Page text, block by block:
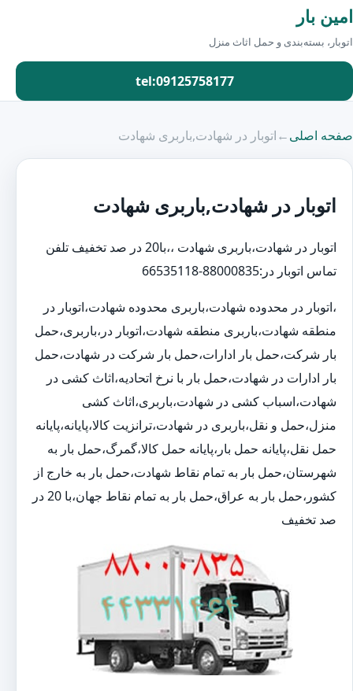
امین بار
اتوبار، بسته‌بندی و حمل اثاث منزل
tel:09125758177
صفحه اصلی←اتوبار در شهادت,باربری شهادت
اتوبار در شهادت,باربری شهادت
اتوبار در شهادت،باربری شهادت ،،با20 در صد تخفیف تلفن
تماس اتوبار در:88000835-66535118
،اتوبار در محدوده شهادت،باربری محدوده شهادت،اتوبار در
منطقه شهادت،باربری منطقه شهادت،اتوبار در،باربری،حمل
بار شرکت،حمل بار ادارات،حمل بار شرکت در شهادت،حمل
بار ادارات در شهادت،حمل بار با نرخ اتحادیه،اثاث کشی در
شهادت،اسباب کشی در شهادت،باربری،اثاث کشی
منزل،حمل و نقل،باربری در شهادت،ترانزیت کالا،پایانه،پایانه
حمل نقل،پایانه حمل بار،پایانه حمل کالا،گمرگ،حمل بار به
شهرستان،حمل بار به تمام نقاط شهادت،حمل بار به خارج از
کشور،حمل بار به عراق،حمل بار به تمام نقاط جهان،با 20 در
صد تخفیف